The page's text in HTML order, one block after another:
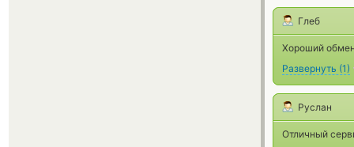
Глеб
Хороший
Развернуть (1)
Руслан
Отличный